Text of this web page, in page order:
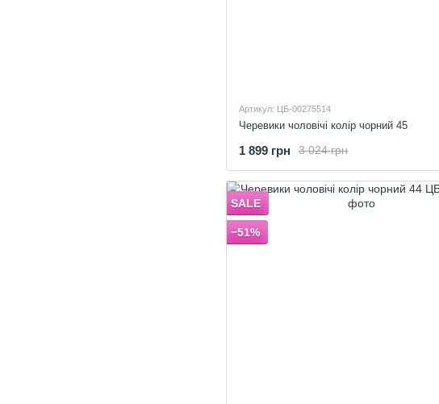
Артикул: ЦБ-00275514
Черевики чоловічі колір чорний 45
3 024 грн
1 899 грн
SALE
−51%